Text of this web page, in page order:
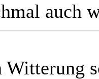
auch